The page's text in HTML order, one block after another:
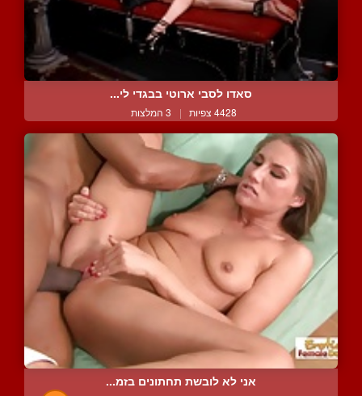
סאדו לסבי ארוטי בבגדי לי...
4428 צפיות | 3 המלצות
אני לא לובשת תחתונים בזמ...